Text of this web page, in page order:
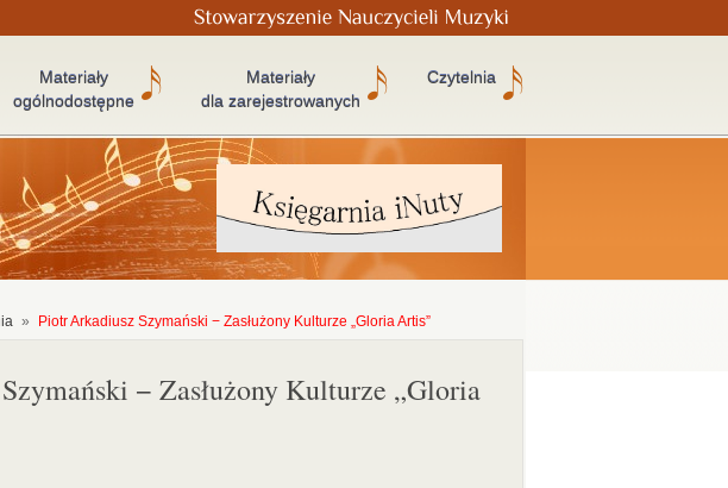
Materiały
ogólnodostępne
Materiały
dla zarejestrowanych
Czytelnia
» Piotr Arkadiusz Szymański − Zasłużony Kulturze „Gloria Artis”
− Zasłużony Kulturze „Gloria